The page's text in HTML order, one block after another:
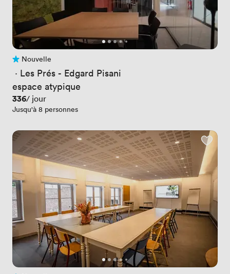
Pas encore d'avis
Nouvelle
· Les Prés - Edgard Pisani
espace atypique
Prix
336/ jour
Jusqu'à 8 personnes